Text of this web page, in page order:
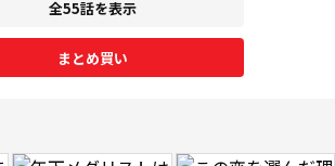
全55話を表示
まとめ買い